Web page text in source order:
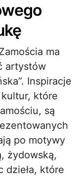
ma
artystów
Inspiracje
które
są
po motywy
żydowską,
dzieła, które